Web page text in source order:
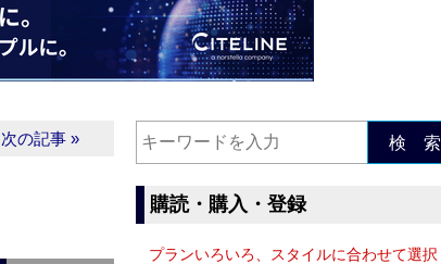
次の記事 » 検 索
購読・購入・登録
プランいろいろ、スタイルに合わせて選択